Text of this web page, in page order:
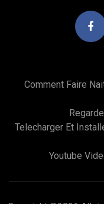
Comment Faire
Telecharger Et
Youtube